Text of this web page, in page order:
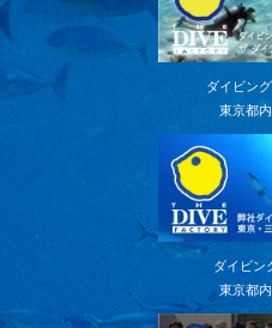
ダイビン
東京都
ダイビン
東京都